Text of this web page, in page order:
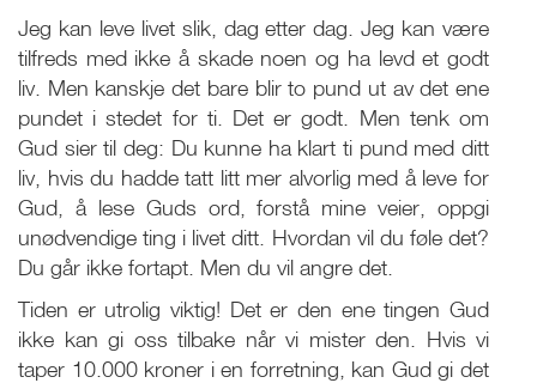
Jeg kan leve livet slik, dag etter dag. Jeg kan være
tilfreds med ikke å skade noen og ha levd et godt
liv. Men kanskje det bare blir to pund ut av det ene
pundet i stedet for ti. Det er godt. Men tenk om
Gud sier til deg: Du kunne ha klart ti pund med ditt
liv, hvis du hadde tatt litt mer alvorlig med å leve for
Gud, å lese Guds ord, forstå mine veier, oppgi
unødvendige ting i livet ditt. Hvordan vil du føle det?
Du går ikke fortapt. Men du vil angre det.
Tiden er utrolig viktig! Det er den ene tingen Gud
ikke kan gi oss tilbake når vi mister den. Hvis vi
taper 10.000 kroner i en forretning, kan Gud gi det